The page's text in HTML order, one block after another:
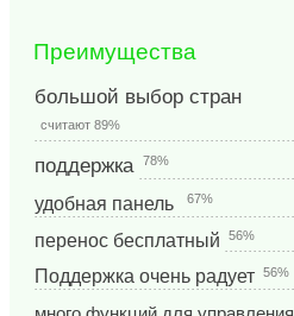
Преимущества
большой выбор стран
считают 89%
поддержка 78%
удобная панель 67%
перенос бесплатный 56%
Поддержка очень радует 56%